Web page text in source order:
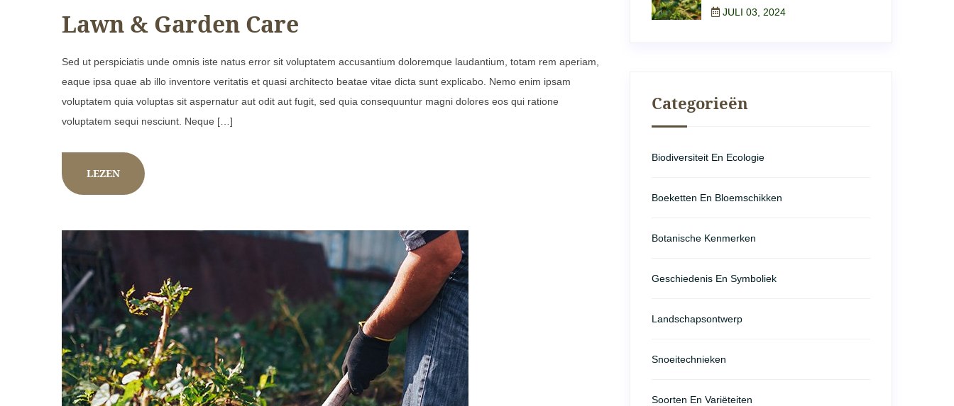
Lawn & Garden Care
Sed ut perspiciatis unde omnis iste natus error sit voluptatem accusantium doloremque laudantium, totam rem aperiam,
eaque ipsa quae ab illo inventore veritatis et quasi architecto beatae vitae dicta sunt explicabo. Nemo enim ipsam
voluptatem quia voluptas sit aspernatur aut odit aut fugit, sed quia consequuntur magni dolores eos qui ratione
voluptatem sequi nesciunt. Neque […]
LEZEN
JULI 03, 2024
Categorieën
Biodiversiteit En Ecologie
Boeketten En Bloemschikken
Botanische Kenmerken
Geschiedenis En Symboliek
Landschapsontwerp
Snoeitechnieken
Soorten En Variëteiten